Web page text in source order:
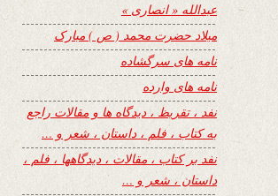
عبدالله « انصاری »
میلاد حضرت محمد ( ص ) مبارک
نامه های سرگشاده
نامه های وارده
نفد ، تقریظ ، دیدگاه ها و مقالات راجع
به کتاب ، فلم ، داستان ، شعر و …
نفد بر کتاب ، مقالات ، دیدگاهها ، فلم ،
داستان ، شعر و …